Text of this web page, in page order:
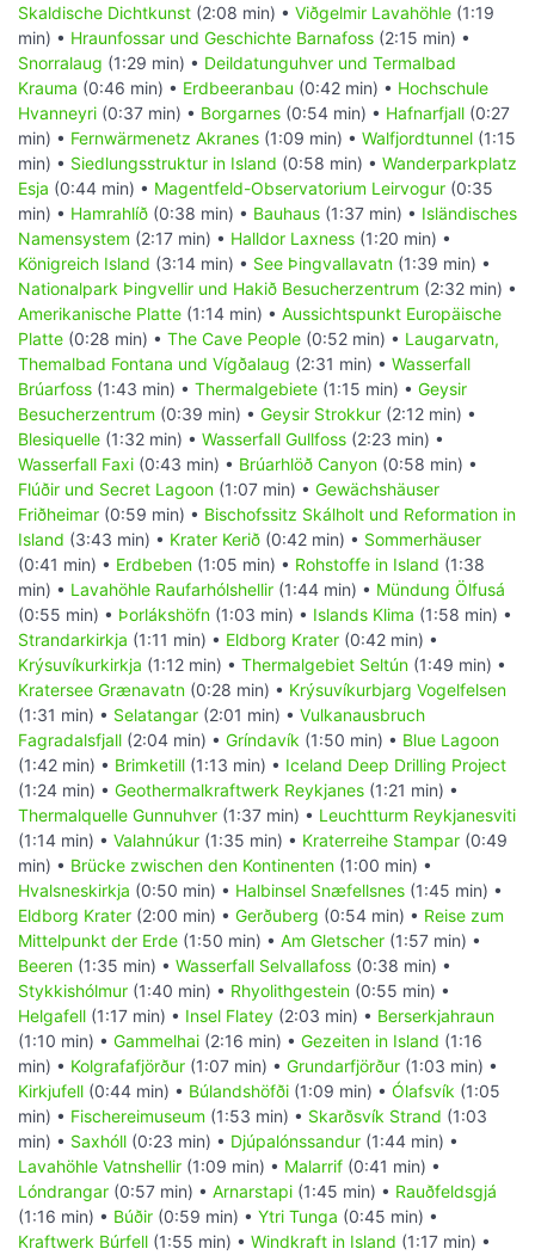
Skaldische Dichtkunst (2:08 min) • Viðgelmir Lavahöhle (1:19
min) • Hraunfossar und Geschichte Barnafoss (2:15 min) •
Snorralaug (1:29 min) • Deildatunguhver und Termalbad
Krauma (0:46 min) • Erdbeeranbau (0:42 min) • Hochschule
Hvanneyri (0:37 min) • Borgarnes (0:54 min) • Hafnarfjall (0:27
min) • Fernwärmenetz Akranes (1:09 min) • Walfjordtunnel (1:15
min) • Siedlungsstruktur in Island (0:58 min) • Wanderparkplatz
Esja (0:44 min) • Magentfeld-Observatorium Leirvogur (0:35
min) • Hamrahlíð (0:38 min) • Bauhaus (1:37 min) • Isländisches
Namensystem (2:17 min) • Halldor Laxness (1:20 min) •
Königreich Island (3:14 min) • See Þingvallavatn (1:39 min) •
Nationalpark Þingvellir und Hakið Besucherzentrum (2:32 min) •
Amerikanische Platte (1:14 min) • Aussichtspunkt Europäische
Platte (0:28 min) • The Cave People (0:52 min) • Laugarvatn,
Themalbad Fontana und Vígðalaug (2:31 min) • Wasserfall
Brúarfoss (1:43 min) • Thermalgebiete (1:15 min) • Geysir
Besucherzentrum (0:39 min) • Geysir Strokkur (2:12 min) •
Blesiquelle (1:32 min) • Wasserfall Gullfoss (2:23 min) •
Wasserfall Faxi (0:43 min) • Brúarhlöð Canyon (0:58 min) •
Flúðir und Secret Lagoon (1:07 min) • Gewächshäuser
Friðheimar (0:59 min) • Bischofssitz Skálholt und Reformation in
Island (3:43 min) • Krater Kerið (0:42 min) • Sommerhäuser
(0:41 min) • Erdbeben (1:05 min) • Rohstoffe in Island (1:38
min) • Lavahöhle Raufarhólshellir (1:44 min) • Mündung Ölfusá
(0:55 min) • Þorlákshöfn (1:03 min) • Islands Klima (1:58 min) •
Strandarkirkja (1:11 min) • Eldborg Krater (0:42 min) •
Krýsuvíkurkirkja (1:12 min) • Thermalgebiet Seltún (1:49 min) •
Kratersee Grænavatn (0:28 min) • Krýsuvíkurbjarg Vogelfelsen
(1:31 min) • Selatangar (2:01 min) • Vulkanausbruch
Fagradalsfjall (2:04 min) • Gríndavík (1:50 min) • Blue Lagoon
(1:42 min) • Brimketill (1:13 min) • Iceland Deep Drilling Project
(1:24 min) • Geothermalkraftwerk Reykjanes (1:21 min) •
Thermalquelle Gunnuhver (1:37 min) • Leuchtturm Reykjanesviti
(1:14 min) • Valahnúkur (1:35 min) • Kraterreihe Stampar (0:49
min) • Brücke zwischen den Kontinenten (1:00 min) •
Hvalsneskirkja (0:50 min) • Halbinsel Snæfellsnes (1:45 min) •
Eldborg Krater (2:00 min) • Gerðuberg (0:54 min) • Reise zum
Mittelpunkt der Erde (1:50 min) • Am Gletscher (1:57 min) •
Beeren (1:35 min) • Wasserfall Selvallafoss (0:38 min) •
Stykkishólmur (1:40 min) • Rhyolithgestein (0:55 min) •
Helgafell (1:17 min) • Insel Flatey (2:03 min) • Berserkjahraun
(1:10 min) • Gammelhai (2:16 min) • Gezeiten in Island (1:16
min) • Kolgrafafjörður (1:07 min) • Grundarfjörður (1:03 min) •
Kirkjufell (0:44 min) • Búlandshöfði (1:09 min) • Ólafsvík (1:05
min) • Fischereimuseum (1:53 min) • Skarðsvík Strand (1:03
min) • Saxhóll (0:23 min) • Djúpalónssandur (1:44 min) •
Lavahöhle Vatnshellir (1:09 min) • Malarrif (0:41 min) •
Lóndrangar (0:57 min) • Arnarstapi (1:45 min) • Rauðfeldsgjá
(1:16 min) • Búðir (0:59 min) • Ytri Tunga (0:45 min) •
Kraftwerk Búrfell (1:55 min) • Windkraft in Island (1:17 min) •